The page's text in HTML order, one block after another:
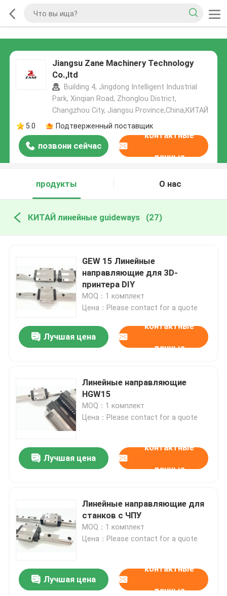
Jiangsu Zane Machinery Technology
Co.,ltd
Building 4, Jingdong Intelligent Industrial
Park, Xinqian Road, Zhonglou District,
Changzhou City, Jiangsu Province,China,КИТАЙ
5.0
Подтверженный поставщик
позвони сейчас
контактные
данные
продукты О нас
КИТАЙ линейные guideways (27)
GEW 15 Линейные
направляющие для 3D-
принтера DIY
MOQ：1 комплект
Цена：Please contact for a quote
Лучшая цена
контактные
данные
Линейные направляющие
HGW15
MOQ：1 комплект
Цена：Please contact for a quote
Лучшая цена
контактные
данные
Линейные направляющие для
станков с ЧПУ
MOQ：1 комплект
Цена：Please contact for a quote
Лучшая цена
контактные
данные